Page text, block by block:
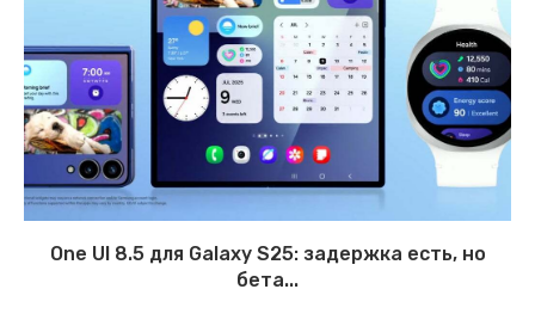
One UI 8.5 для Galaxy S25: задержка есть, но
бета...